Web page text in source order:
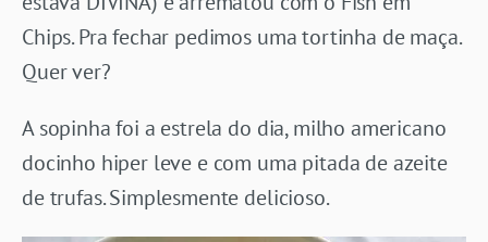
Chips. Pra fechar pedimos uma tortinha de maça.
Quer ver?
A sopinha foi a estrela do dia, milho americano
docinho hiper leve e com uma pitada de azeite
de trufas. Simplesmente delicioso.